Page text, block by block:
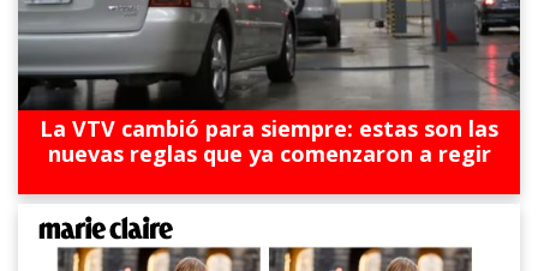
La VTV cambió para siempre: estas son las
nuevas reglas que ya comenzaron a regir